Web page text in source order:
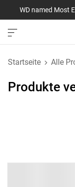
WD named Most
Startseite Alle
Produkte